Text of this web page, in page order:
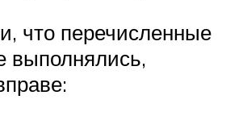
что перечисленные
выполнялись,